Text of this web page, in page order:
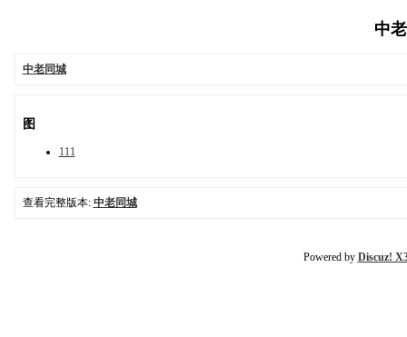
中
中老同城
图
111
查看完整版本: 中老同城
Powered by Discuz!